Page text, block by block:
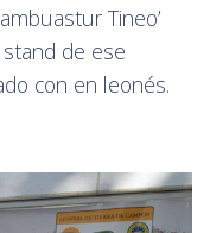
Tineo’
de ese
con en leonés.